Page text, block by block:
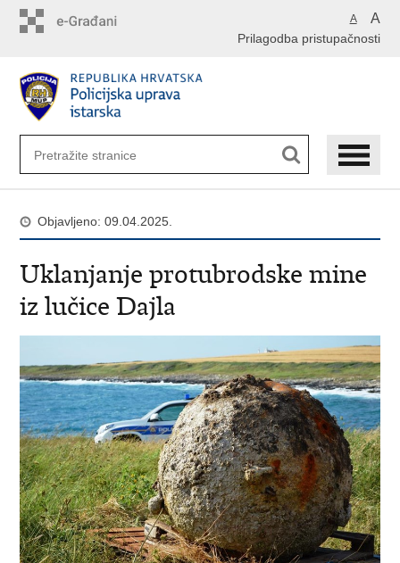
A A
Prilagodba pristupačnosti
Objavljeno: 09.04.2025.
Uklanjanje protubrodske mine
iz lučice Dajla